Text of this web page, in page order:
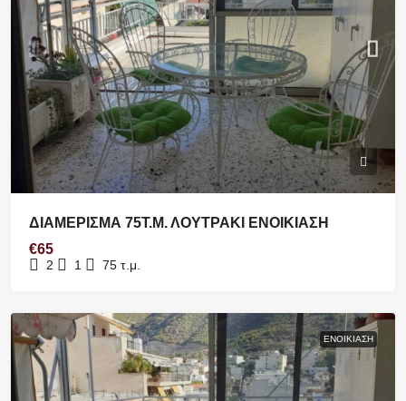
ΔΙΑΜΕΡΙΣΜΑ 75Τ.Μ. ΛΟΥΤΡΑΚΙ ΕΝΟΙΚΙΑΣΗ
€65
2 1 75 τ.μ.
ΕΝΟΙΚΊΑΣΗ